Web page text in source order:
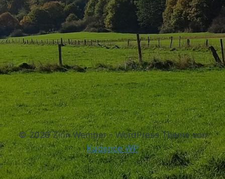
© 2026 Zinn Wember - WordPress Theme von
Kadence WP